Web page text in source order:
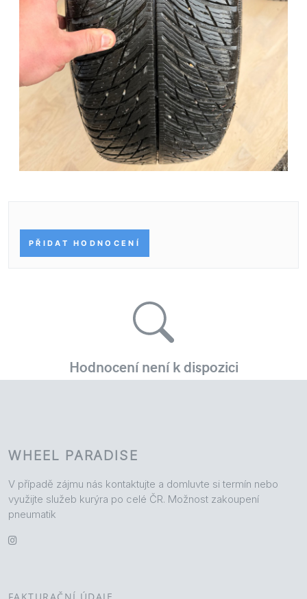
WHEEL PARADISE
V případě zájmu nás kontaktujte a domluvte si termín nebo
využijte služeb kurýra po celé ČR. Možnost zakoupení
pneumatik